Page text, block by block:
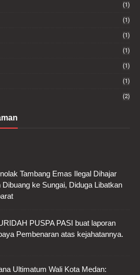
(1)
(1)
(1)
(1)
(1)
(1)
(2)
Tambang Emas Ilegal Dihajar
Dibuang ke Sungai, Diduga Libatkan
PUSPA PASI buat laporan
Pembenaran atas kejahatannya.
Ultimatum Wali Kota Medan: